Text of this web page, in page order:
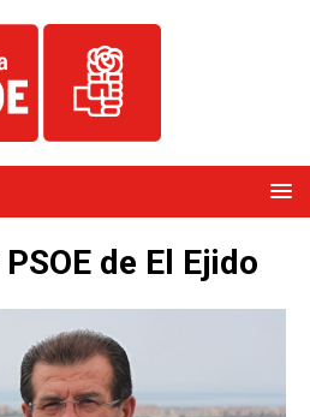
PSOE de El Ejido